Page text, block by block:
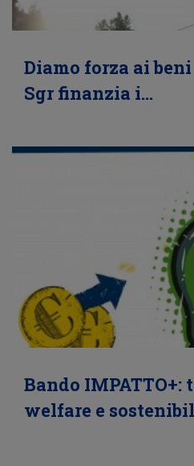
Diamo forza ai
Sgr finanzia i…
Bando IMPATTO+:
welfare e